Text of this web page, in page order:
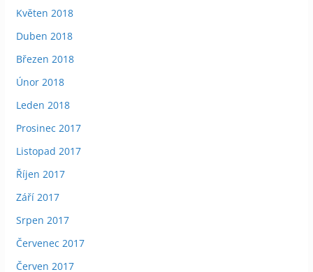
Květen 2018
Duben 2018
Březen 2018
Únor 2018
Leden 2018
Prosinec 2017
Listopad 2017
Říjen 2017
Září 2017
Srpen 2017
Červenec 2017
Červen 2017